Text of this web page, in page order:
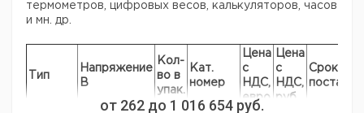
термометров, цифровых весов, калькуляторов, часов
и мн. др.
Тип
Напряжение
В
Кол-
во в
упак.
Кат.
номер
Цена
с
НДС,
евро
Цена
с
НДС,
руб
Срок
поставки
от 262 до 1 016 654 руб.